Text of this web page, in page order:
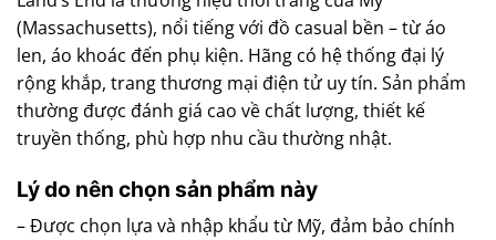
(Massachusetts), nổi tiếng với đồ casual bền – từ áo
len, áo khoác đến phụ kiện. Hãng có hệ thống đại lý
rộng khắp, trang thương mại điện tử uy tín. Sản phẩm
thường được đánh giá cao về chất lượng, thiết kế
truyền thống, phù hợp nhu cầu thường nhật.
Lý do nên chọn sản phẩm này
– Được chọn lựa và nhập khẩu từ Mỹ, đảm bảo chính